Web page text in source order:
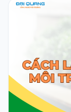
Tôi đồng ý
riêng tư